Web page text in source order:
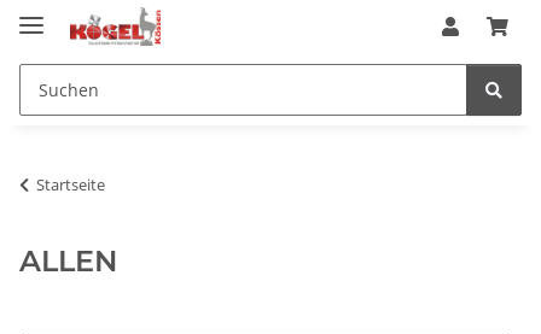
Startseite
ALLEN